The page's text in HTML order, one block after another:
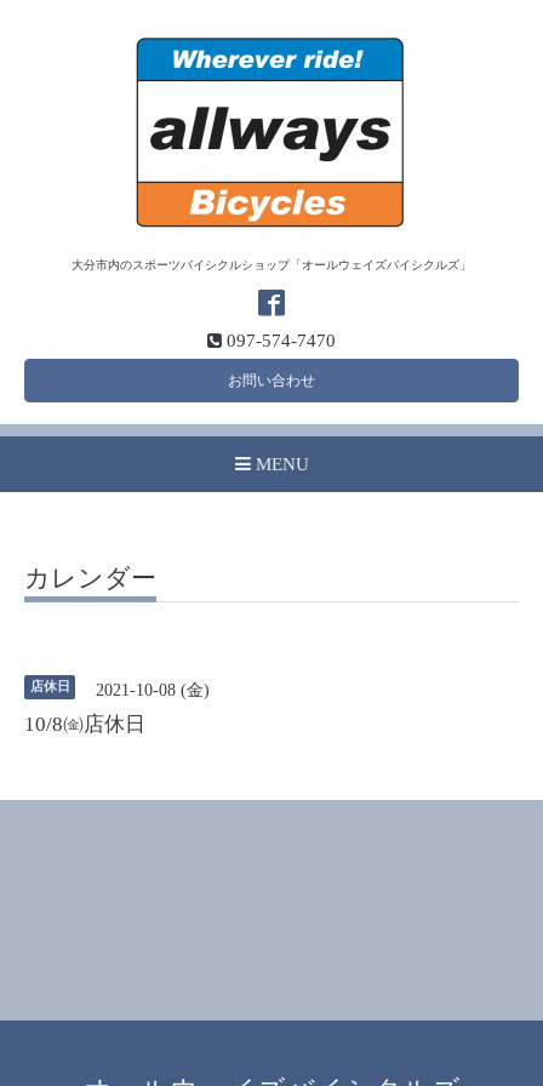
大分市内のスポーツバイシクルショップ「オールウェイズバイシクルズ」
097-574-7470
お問い合わせ
MENU
カレンダー
店休日 2021-10-08 (金)
10/8㈮店休日